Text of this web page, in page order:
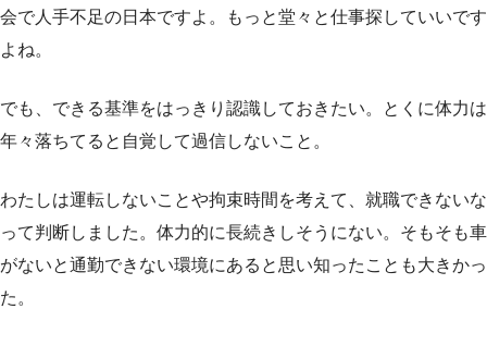
会で人手不足の日本ですよ。もっと堂々と仕事探していいです
よね。
でも、できる基準をはっきり認識しておきたい。とくに体力は
年々落ちてると自覚して過信しないこと。
わたしは運転しないことや拘束時間を考えて、就職できないな
って判断しました。体力的に長続きしそうにない。そもそも車
がないと通勤できない環境にあると思い知ったことも大きかっ
た。